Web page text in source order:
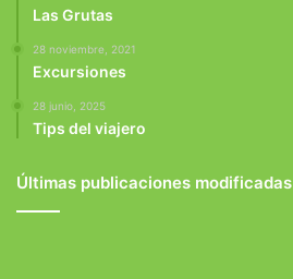
Las Grutas
28 noviembre, 2021
Excursiones
28 junio, 2025
Tips del viajero
Últimas publicaciones modificadas